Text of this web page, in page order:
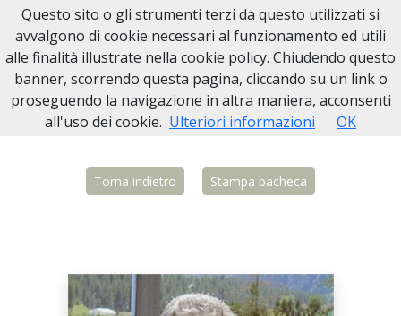
Necrologi Biella
Home Italia BI Vigliano Biellese Ciancio Gesualdo
Torna indietro Stampa bacheca
Questo sito o gli strumenti terzi da questo utilizzati si
avvalgono di cookie necessari al funzionamento ed utili
alle finalità illustrate nella cookie policy. Chiudendo questo
banner, scorrendo questa pagina, cliccando su un link o
proseguendo la navigazione in altra maniera, acconsenti
all'uso dei cookie. Ulteriori informazioni OK